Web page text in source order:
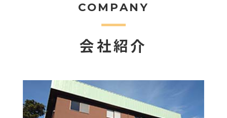
COMPANY
会社紹介